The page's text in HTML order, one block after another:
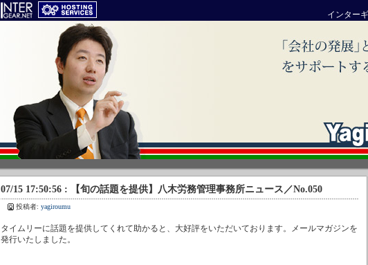
インター
07/15 17:50:56 : 【旬の話題を提供】八木労務管理事務所ニュース／No.050
投稿者: yagiroumu
タイムリーに話題を提供してくれて助かると、大好評をいただいております。メールマガジンを
発行いたしました。